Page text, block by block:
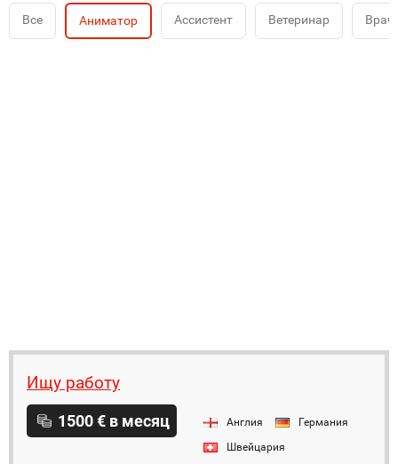
Все Аниматор Ассистент Ветеринар Врач
Ищу работу
1500 € в месяц Англия
Германия
Швейцария